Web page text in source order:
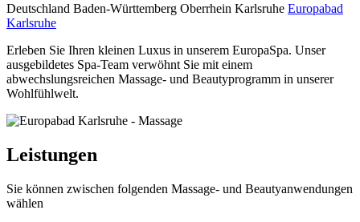
Deutschland Baden-Württemberg Oberrhein Karlsruhe Europabad
Karlsruhe
Erleben Sie Ihren kleinen Luxus in unserem EuropaSpa. Unser
ausgebildetes Spa-Team verwöhnt Sie mit einem
abwechslungsreichen Massage- und Beautyprogramm in unserer
Wohlfühlwelt.
Leistungen
Sie können zwischen folgenden Massage- und Beautyanwendungen
wählen